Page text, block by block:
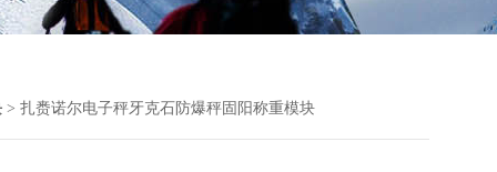
> 扎赉诺尔电子秤牙克石防爆秤固阳称重模块